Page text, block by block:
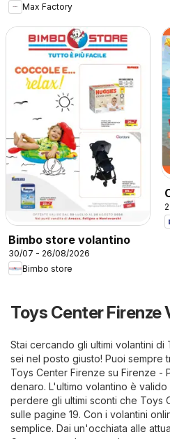
Max Factory
Bimbo store volantino
30/07 - 26/08/2026
Bimbo store
Toys Center Firenze
Stai cercando gli ultimi volantini di
sei nel posto giusto! Puoi sempre
Toys Center Firenze su Firenze -
denaro. L'ultimo volantino è
perdere gli ultimi sconti che Toys
sulle pagine 19. Con i volantini
semplice. Dai un'occhiata alle